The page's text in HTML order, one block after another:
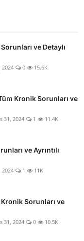
ve Detaylı
2024 0 15.6K
Kronik Sorunları ve
31, 2024 1 11.4K
ve Ayrıntılı
2024 1 11K
Sorunları ve
31, 2024 0 10.5K